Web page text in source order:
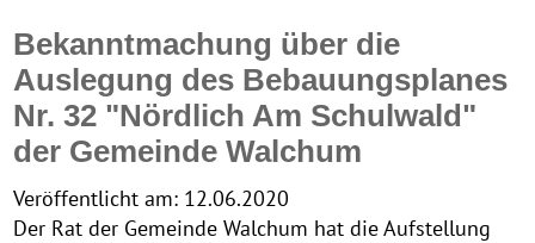
Bekanntmachung über die
Auslegung des Bebauungsplanes
Nr. 32 "Nördlich Am Schulwald"
der Gemeinde Walchum
Veröffentlicht am: 12.06.2020
Der Rat der Gemeinde Walchum hat die Aufstellung